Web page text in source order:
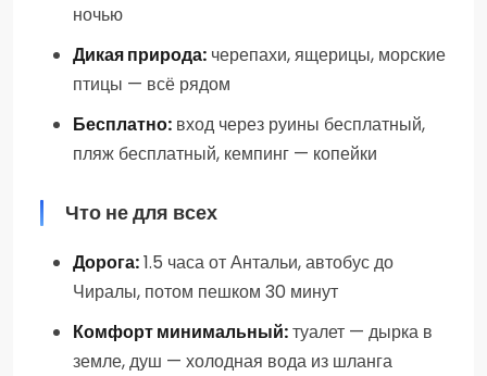
ночью
Дикая природа: черепахи, ящерицы, морские
птицы — всё рядом
Бесплатно: вход через руины бесплатный,
пляж бесплатный, кемпинг — копейки
Что не для всех
Дорога:1.5 часа от Антальи, автобус до
Чиралы, потом пешком 30 минут
Комфорт минимальный:туалет — дырка в
земле, душ — холодная вода из шланга